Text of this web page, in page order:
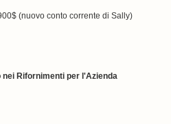
(nuovo conto corrente di Sally)
nei Rifornimenti per l'Azienda